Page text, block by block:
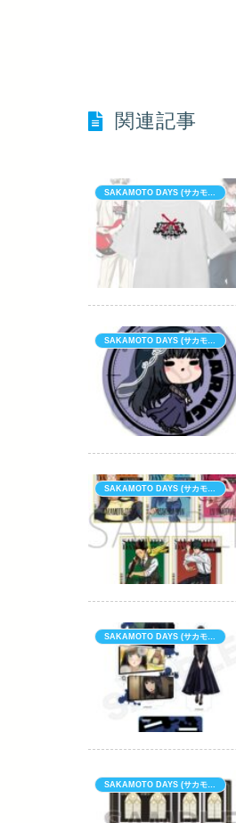
関連記事
SAKAMOTO DAYS (サカモト デイズ)
SAKAMOTO DAYS (サカモト デイズ)
SAKAMOTO DAYS (サカモト デイズ)